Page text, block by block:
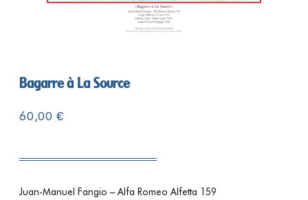
Bagarre à La Source
60,00 €
Juan-Manuel Fangio – Alfa Romeo Alfetta 159